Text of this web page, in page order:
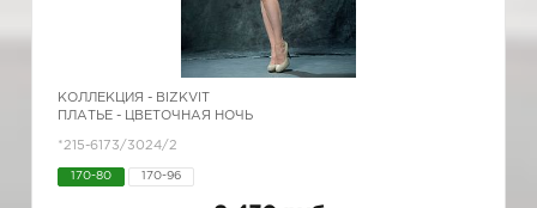
КОЛЛЕКЦИЯ - BIZKVIT
ПЛАТЬЕ - ЦВЕТОЧНАЯ НОЧЬ
*215-6173/3024/2
170-80 170-96